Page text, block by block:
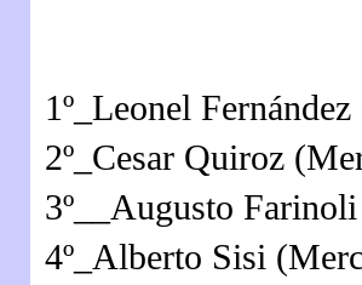
1º_Leonel
2º_Cesar Quiroz
3º__Augusto
4º_Alberto Sisi